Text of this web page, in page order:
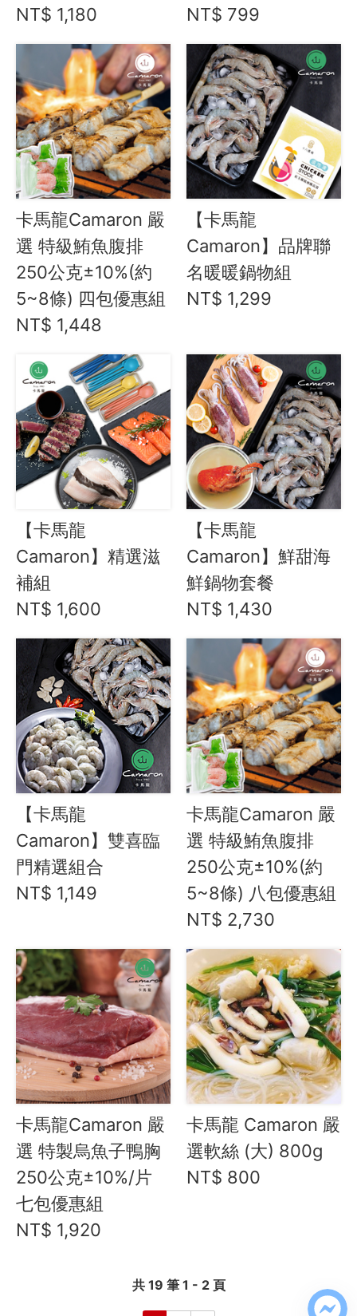
資訊安全
服務條款
NT$ 1,180
NT$ 799
卡馬龍Camaron 嚴
選 特級鮪魚腹排
250公克±10%(約
5~8條) 四包優惠組
NT$ 1,448
【卡馬龍
Camaron】品牌聯
名暖暖鍋物組
NT$ 1,299
【卡馬龍
Camaron】精選滋
補組
NT$ 1,600
【卡馬龍
Camaron】鮮甜海
鮮鍋物套餐
NT$ 1,430
【卡馬龍
Camaron】雙喜臨
門精選組合
NT$ 1,149
卡馬龍Camaron 嚴
選 特級鮪魚腹排
250公克±10%(約
5~8條) 八包優惠組
NT$ 2,730
卡馬龍Camaron 嚴
選 特製烏魚子鴨胸
250公克±10%/片
七包優惠組
NT$ 1,920
卡馬龍 Camaron 嚴
選軟絲 (大) 800g
NT$ 800
共 19 筆 1 - 2 頁